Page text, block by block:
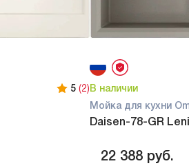
5 (2)В наличии
Мойка для кухни
Daisen-78-GR
22 388 руб.